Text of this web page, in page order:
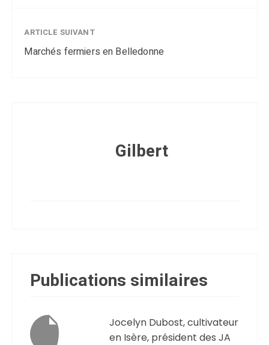
ARTICLE SUIVANT
Marchés fermiers en Belledonne
Gilbert
Publications similaires
Jocelyn Dubost, cultivateur
en Isère, président des JA